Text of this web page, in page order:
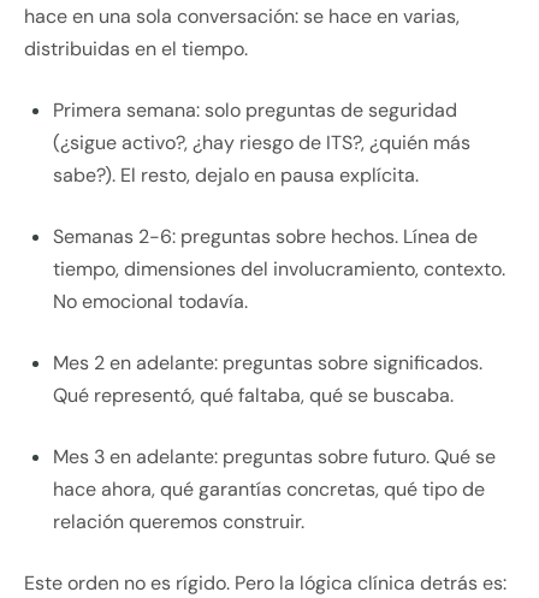
hace en una sola conversación: se hace en varias,
distribuidas en el tiempo.
Primera semana: solo preguntas de seguridad
(¿sigue activo?, ¿hay riesgo de ITS?, ¿quién más
sabe?). El resto, dejalo en pausa explícita.
Semanas 2-6: preguntas sobre hechos. Línea de
tiempo, dimensiones del involucramiento, contexto.
No emocional todavía.
Mes 2 en adelante: preguntas sobre significados.
Qué representó, qué faltaba, qué se buscaba.
Mes 3 en adelante: preguntas sobre futuro. Qué se
hace ahora, qué garantías concretas, qué tipo de
relación queremos construir.
Este orden no es rígido. Pero la lógica clínica detrás es: